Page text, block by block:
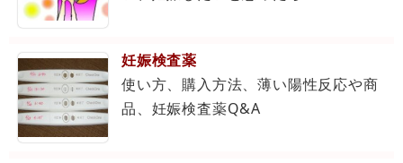
妊娠検査薬
使い方、購入方法、薄い陽性反応や商
品、妊娠検査薬Q&A